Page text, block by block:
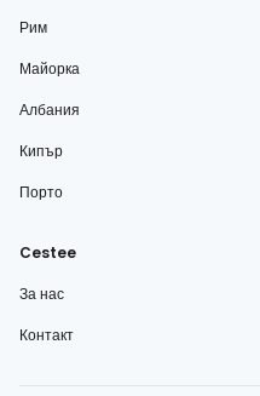
Рим
Майорка
Албания
Кипър
Порто
Cestee
За нас
Контакт